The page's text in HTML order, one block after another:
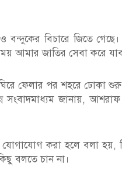
বিচারে জিতে
আমার জাতির সেবা করে
ফেলার পর শহরে ঢোকা
জানায়, আশরাফ
করা হলে বলা হয়,
বলতে চান না।